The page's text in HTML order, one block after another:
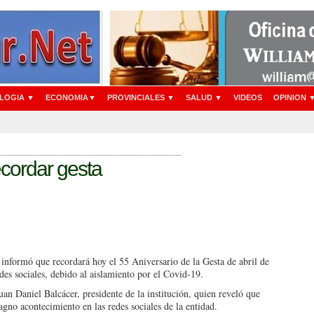
▼ ECONOMIA▼ PROVINCIALES ▼ SALUD ▼ VIDEOS OPINION
gesta
que recordará hoy el 55 Aniversario de la Gesta de abril de
sociales, debido al ais­lamiento por el Covid-19.
Da­niel Balcácer, presidente de la institución, quien reveló que
acontecimiento en las re­des sociales de la entidad.